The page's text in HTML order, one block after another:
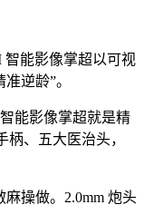
智能影像掌超以可视
逆龄”。
能影像掌超就是精
、五大医治头，
操做。2.0mm 炮头